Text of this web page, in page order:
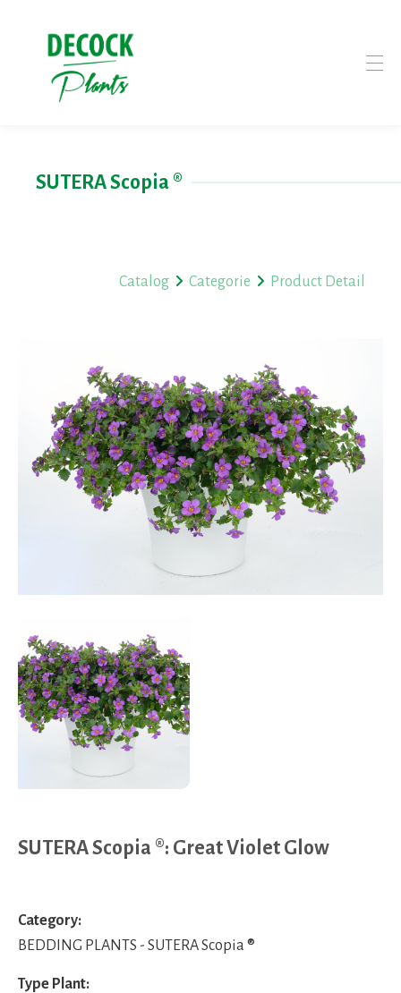
SUTERA Scopia ®
Catalog Categorie Product Detail
SUTERA Scopia ®: Great Violet Glow
Category:
BEDDING PLANTS - SUTERA Scopia ®
Type Plant: